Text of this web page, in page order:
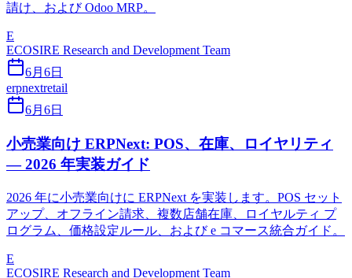
請け、および Odoo MRP。
E
ECOSIRE Research and Development Team
6月6日
erpnextretail
6月6日
小売業向け ERPNext: POS、在庫、ロイヤリティ
— 2026 年実装ガイド
2026 年に小売業向けに ERPNext を実装します。POS セット
アップ、オフライン請求、複数店舗在庫、ロイヤルティ プ
ログラム、価格設定ルール、および e コマース統合ガイド。
E
ECOSIRE Research and Development Team